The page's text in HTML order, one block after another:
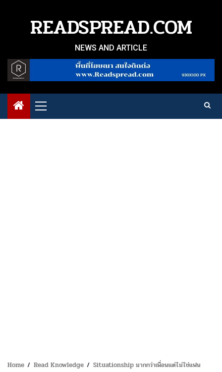
READSPREAD.COM
NEWS AND ARTICLE
Primary
Menu
Home Read Knowledge Situationship มากกว่าเพื่อนแต่ไม่ใช่แฟน